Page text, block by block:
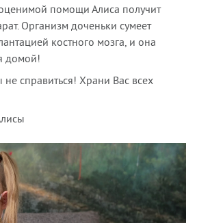
помощи Алиса получит
Организм доченьки сумеет
костного мозга, и она
домой!
справиться! Храни Вас всех